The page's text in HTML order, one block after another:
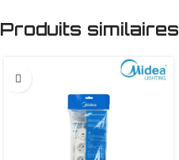
Produits similaires